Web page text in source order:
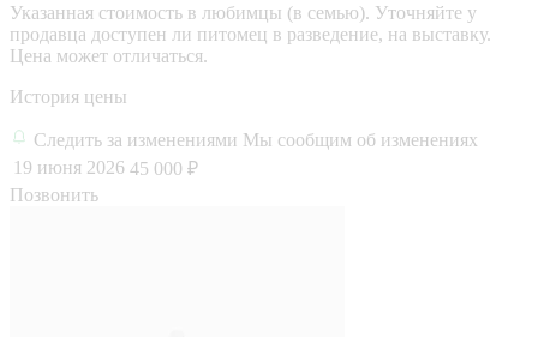
Указанная стоимость в любимцы (в семью). Уточняйте у
продавца доступен ли питомец в разведение, на выставку.
Цена может отличаться.
История цены
Следить за изменениями Мы сообщим об изменениях
19 июня 2026 45 000 ₽
Позвонить